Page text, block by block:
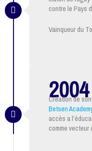
contre le Pays
Vainqueur du
2004
Création de
Betsen
accès a
comme vecteur